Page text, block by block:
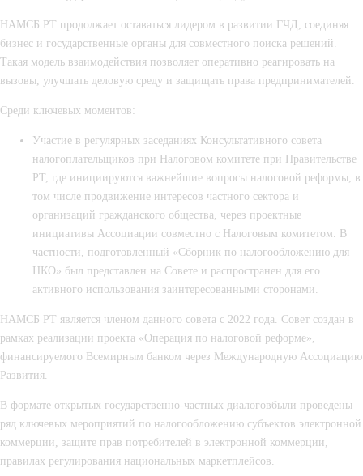
НАМСБ РТ продолжает оставаться лидером в развитии ГЧД, соединяя
бизнес и государственные органы для совместного поиска решений.
Такая модель взаимодействия позволяет оперативно реагировать на
вызовы, улучшать деловую среду и защищать права предпринимателей.
Среди ключевых моментов:
Участие в регулярных заседаниях Консультативного совета
налогоплательщиков при Налоговом комитете при Правительстве
РТ, где инициируются важнейшие вопросы налоговой реформы, в
том числе продвижение интересов частного сектора и
организаций гражданского общества, через проектные
инициативы Ассоциации совместно с Налоговым комитетом. В
частности, подготовленный «Сборник по налогообложению для
НКО» был представлен на Совете и распространен для его
активного использования заинтересованными сторонами.
НАМСБ РТ является членом данного совета с 2022 года. Совет создан в
рамках реализации проекта «Операция по налоговой реформе»,
финансируемого Всемирным банком через Международную Ассоциацию
Развития.
В формате открытых государственно-частных диалоговбыли проведены
ряд ключевых мероприятий по налогообложению субъектов электронной
коммерции, защите прав потребителей в электронной коммерции,
правилах регулирования национальных маркетплейсов.